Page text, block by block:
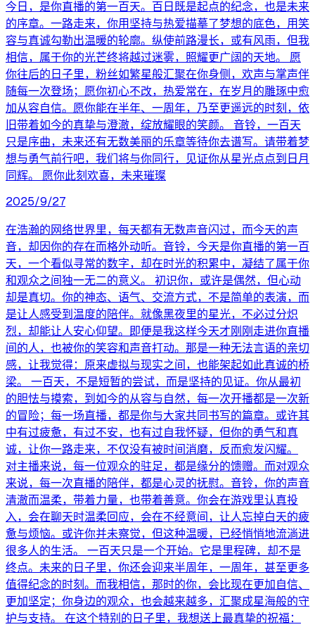
今日，是你直播的第一百天。百日既是起点的纪念，也是未来
的序章。一路走来，你用坚持与热爱描摹了梦想的底色，用笑
容与真诚勾勒出温暖的轮廓。纵使前路漫长，或有风雨，但我
相信，属于你的光芒终将越过迷雾，照耀更广阔的天地。 愿
你往后的日子里，粉丝如繁星般汇聚在你身侧，欢声与掌声伴
随每一次登场；愿你初心不改，热爱常在，在岁月的雕琢中愈
加从容自信。愿你能在半年、一周年，乃至更遥远的时刻，依
旧带着如今的真挚与澄澈，绽放耀眼的笑颜。 音铃，一百天
只是序曲，未来还有无数美丽的乐章等待你去谱写。请带着梦
想与勇气前行吧，我们将与你同行，见证你从星光点点到日月
同辉。 愿你此刻欢喜，未来璀璨
2025/9/27
在浩瀚的网络世界里，每天都有无数声音闪过，而今天的声
音，却因你的存在而格外动听。音铃，今天是你直播的第一百
天，一个看似寻常的数字，却在时光的积累中，凝结了属于你
和观众之间独一无二的意义。 初识你，或许是偶然，但心动
却是真切。你的神态、语气、交流方式，不是简单的表演，而
是让人感受到温度的陪伴。就像黑夜里的星光，不必过分炽
烈，却能让人安心仰望。即便是我这样今天才刚刚走进你直播
间的人，也被你的笑容和声音打动。那是一种无法言语的亲切
感，让我觉得：原来虚拟与现实之间，也能架起如此真诚的桥
梁。 一百天，不是短暂的尝试，而是坚持的见证。你从最初
的胆怯与摸索，到如今的从容与自然，每一次开播都是一次新
的冒险；每一场直播，都是你与大家共同书写的篇章。或许其
中有过疲惫，有过不安，也有过自我怀疑，但你的勇气和真
诚，让你一路走来，不仅没有被时间消磨，反而愈发闪耀。
对主播来说，每一位观众的驻足，都是缘分的馈赠。而对观众
来说，每一次直播的陪伴，都是心灵的抚慰。音铃，你的声音
清澈而温柔，带着力量，也带着善意。你会在游戏里认真投
入，会在聊天时温柔回应，会在不经意间，让人忘掉白天的疲
惫与烦恼。或许你并未察觉，但这种温暖，已经悄悄地流淌进
很多人的生活。 一百天只是一个开始。它是里程碑，却不是
终点。未来的日子里，你还会迎来半周年，一周年，甚至更多
值得纪念的时刻。而我相信，那时的你，会比现在更加自信、
更加坚定；你身边的观众，也会越来越多，汇聚成星海般的守
护与支持。 在这个特别的日子里，我想送上最真挚的祝福：